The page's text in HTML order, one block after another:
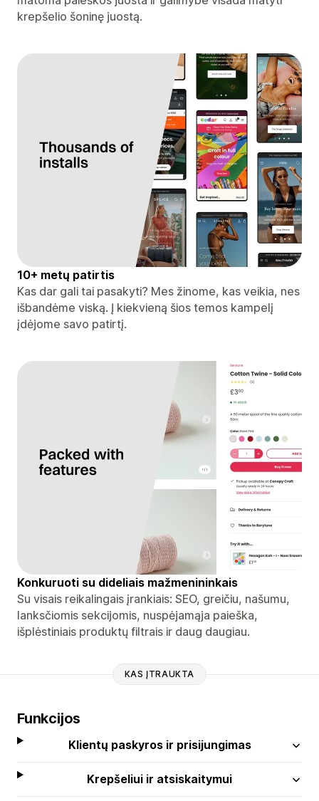
krepšelio šoninę juostą.
10+ metų patirtis
Kas dar gali tai pasakyti? Mes žinome, kas veikia, nes
išbandėme viską. Į kiekvieną šios temos kampelį
įdėjome savo patirtį.
Konkuruoti su dideliais mažmenininkais
Su visais reikalingais įrankiais: SEO, greičiu, našumu,
lanksčiomis sekcijomis, nuspėjamąja paieška,
išplėstiniais produktų filtrais ir daug daugiau.
KAS ĮTRAUKTA
Funkcijos
Klientų paskyros ir prisijungimas
Krepšeliui ir atsiskaitymui